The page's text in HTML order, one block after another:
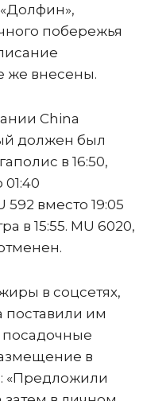
побережья
же внесены.
China
должен был
в 16:50,
592 вместо 19:05
в 15:55. MU 6020,
в соцсетях,
поставили им
в
«Предложили